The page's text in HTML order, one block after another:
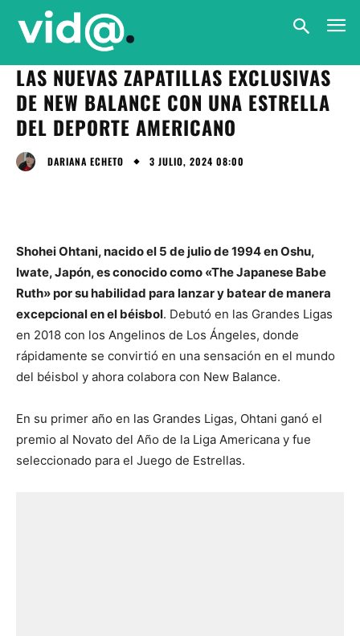
LAS NUEVAS ZAPATILLAS EXCLUSIVAS
DE NEW BALANCE CON UNA ESTRELLA
DEL DEPORTE AMERICANO
DARIANA ECHETO 3 JULIO, 2024 08:00
Shohei Ohtani, nacido el 5 de julio de 1994 en Oshu,
Iwate, Japón, es conocido como «The Japanese Babe
Ruth» por su habilidad para lanzar y batear de manera
excepcional en el béisbol. Debutó en las Grandes Ligas
en 2018 con los Angelinos de Los Ángeles, donde
rápidamente se convirtió en una sensación en el mundo
del béisbol y ahora colabora con New Balance.
En su primer año en las Grandes Ligas, Ohtani ganó el
premio al Novato del Año de la Liga Americana y fue
seleccionado para el Juego de Estrellas.